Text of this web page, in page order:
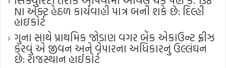
NI એક્ટ હેઠળ કાર્યવાહી પાત્ર બની શકે છે: દિલ્હી
હાઇકોર્ટ
ગુના સાથે પ્રાથમિક જોડાણ વગર બેંક એકાઉન્ટ ફ્રીઝ
કરવું એ જીવન અને વેપારના અધિકારનું ઉલ્લંઘન
છે: રાજસ્થાન હાઈકોર્ટ